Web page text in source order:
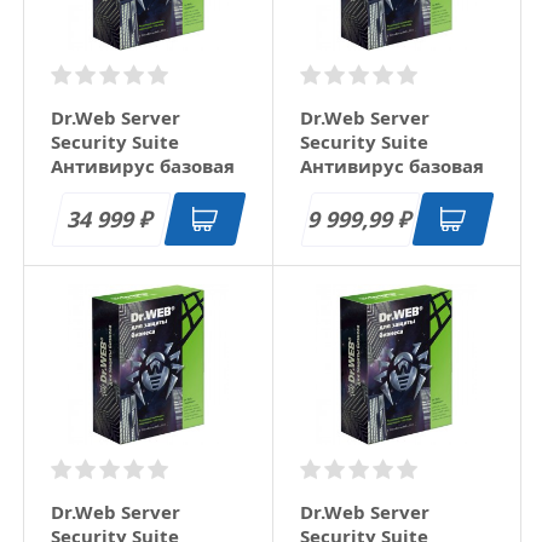
Dr.Web Server
Security Suite
Антивирус базовая
лицензия 1 год 25
серверов
34 999₽
Dr.Web Server
Security Suite
Антивирус базовая
лицензия 1 год 3
сервера
9 999,99₽
Dr.Web Server
Security Suite
Dr.Web Server
Security Suite